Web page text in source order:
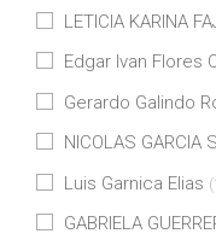
LETICIA KARINA
Edgar Ivan Flores
Gerardo Galindo
NICOLAS GARCIA
Luis Garnica Elias
GABRIELA